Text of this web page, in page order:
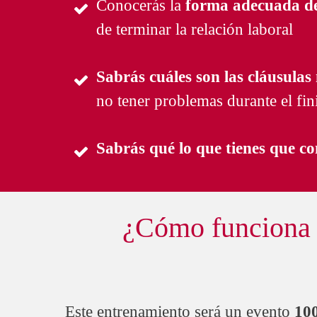
Conocerás la forma adecuada
de terminar la relación laboral
Sabrás cuáles son las
no tener problemas durante el
Sabrás qué lo que tienes que
¿Cómo
Este entrenamiento será un evento